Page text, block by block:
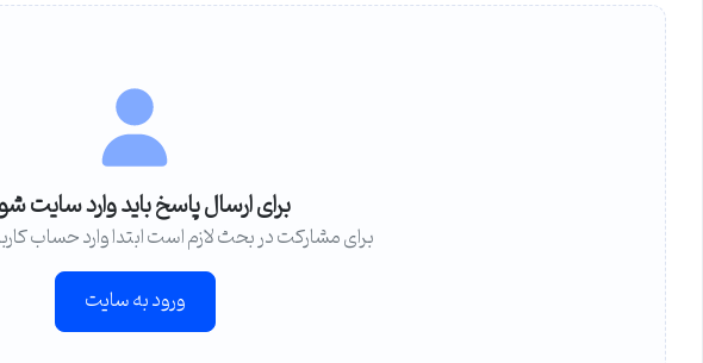
برای ارسال پاسخ باید وارد سایت
برای مشارکت در بحث لازم است ابتدا وارد حساب
ورود به سایت